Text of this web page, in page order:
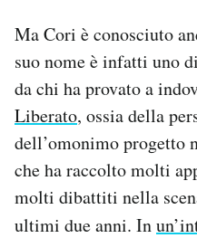
Ma Cori è conosciuto
suo nome è infatti uno
da chi ha provato a
Liberato, ossia della
dell’omonimo progetto
che ha raccolto molti
molti dibattiti nella
ultimi due anni. In